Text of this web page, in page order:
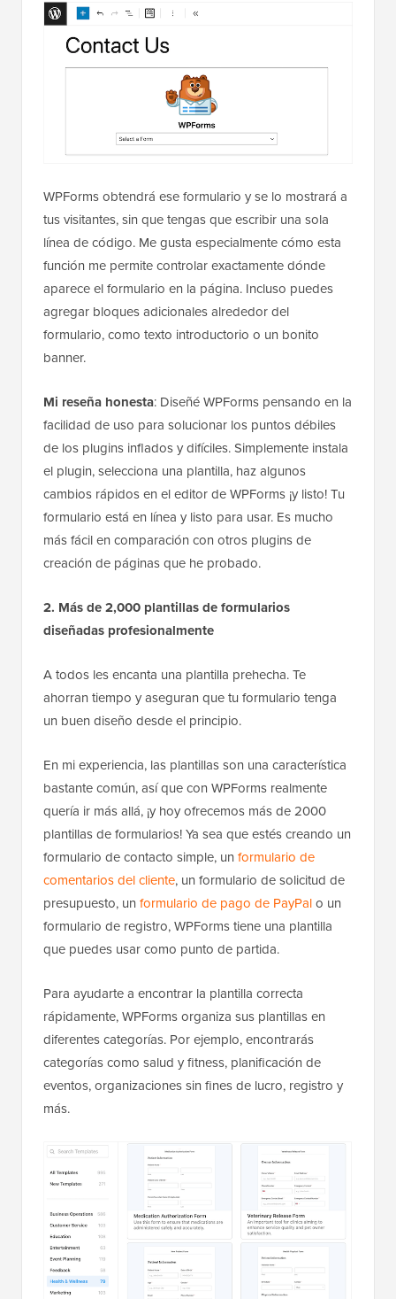
WPForms obtendrá ese formulario y se lo mostrará a
tus visitantes, sin que tengas que escribir una sola
línea de código. Me gusta especialmente cómo esta
función me permite controlar exactamente dónde
aparece el formulario en la página. Incluso puedes
agregar bloques adicionales alrededor del
formulario, como texto introductorio o un bonito
banner.
Mi reseña honesta: Diseñé WPForms pensando en la
facilidad de uso para solucionar los puntos débiles
de los plugins inflados y difíciles. Simplemente instala
el plugin, selecciona una plantilla, haz algunos
cambios rápidos en el editor de WPForms ¡y listo! Tu
formulario está en línea y listo para usar. Es mucho
más fácil en comparación con otros plugins de
creación de páginas que he probado.
2. Más de 2,000 plantillas de formularios
diseñadas profesionalmente
A todos les encanta una plantilla prehecha. Te
ahorran tiempo y aseguran que tu formulario tenga
un buen diseño desde el principio.
En mi experiencia, las plantillas son una característica
bastante común, así que con WPForms realmente
quería ir más allá, ¡y hoy ofrecemos más de 2000
plantillas de formularios! Ya sea que estés creando un
formulario de contacto simple, un formulario de
comentarios del cliente, un formulario de solicitud de
presupuesto, un formulario de pago de PayPalo un
formulario de registro, WPForms tiene una plantilla
que puedes usar como punto de partida.
Para ayudarte a encontrar la plantilla correcta
rápidamente, WPForms organiza sus plantillas en
diferentes categorías. Por ejemplo, encontrarás
categorías como salud y fitness, planificación de
eventos, organizaciones sin fines de lucro, registro y
más.